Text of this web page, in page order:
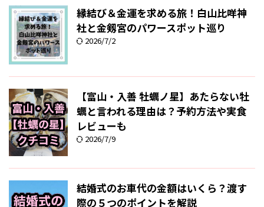
縁結び＆金運を求める旅！白山比咩神
社と金剱宮のパワースポット巡り
2026/7/2
【富山・入善 牡蠣ノ星】あたらない牡
蠣と言われる理由は？予約方法や実食
レビューも
2026/7/9
結婚式のお車代の金額はいくら？渡す
際の５つのポイントを解説